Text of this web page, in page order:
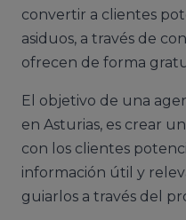
convertir a clientes
asiduos, a través de
ofrecen de forma
El objetivo de una
en Asturias, es crear
con los clientes
información útil y
guiarlos a través del